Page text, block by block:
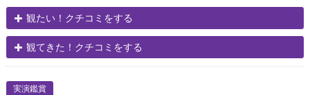
観たい！クチコミをする
観てきた！クチコミをする
実演鑑賞